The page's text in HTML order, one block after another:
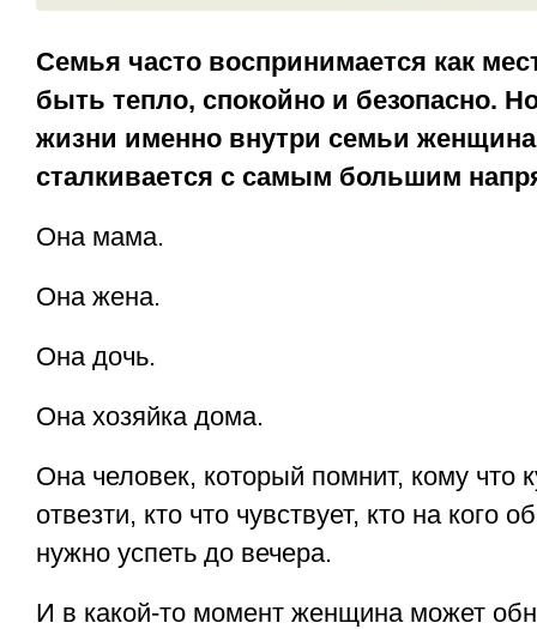
Семья часто воспринимается как
быть тепло, спокойно и безопасно.
жизни именно внутри семьи женщина
сталкивается с самым большим
Она мама.
Она жена.
Она дочь.
Она хозяйка дома.
Она человек, который помнит, кому что
отвезти, кто что чувствует, кто на кого
нужно успеть до вечера.
И в какой-то момент женщина может